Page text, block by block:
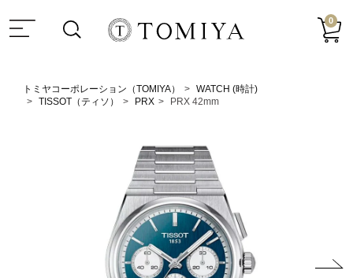
0
トミヤコーポレーション（TOMIYA）
WATCH (時計)
TISSOT（ティソ）
PRX PRX 42mm